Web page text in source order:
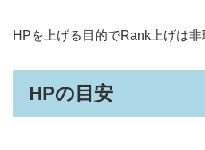
HPを上げる目的でRank上げは非
HPの目安